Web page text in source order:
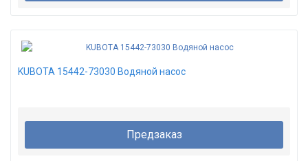
KUBOTA 15442-73030 Водяной насос
Предзаказ